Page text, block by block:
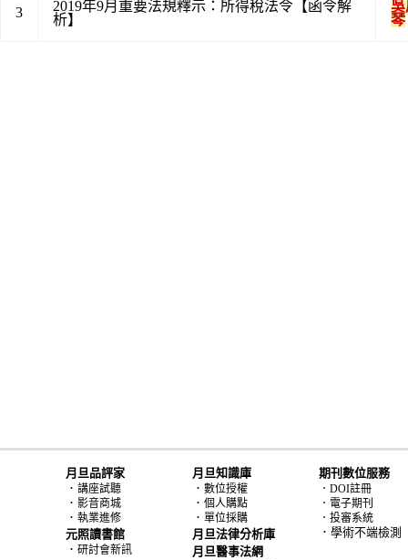
3
2019年9月重要法規釋示：所得稅法令【函令解
析】
琴
月旦品評家
． 講座試聽
． 影音商城
． 執業進修
元照讀書館
． 研討會新訊
月旦知識庫
． 數位授權
． 個人購點
． 單位採購
月旦法律分析庫
月旦醫事法網
期刊數位服務
．DOI註冊
．電子期刊
．投審系統
．學術不端檢測